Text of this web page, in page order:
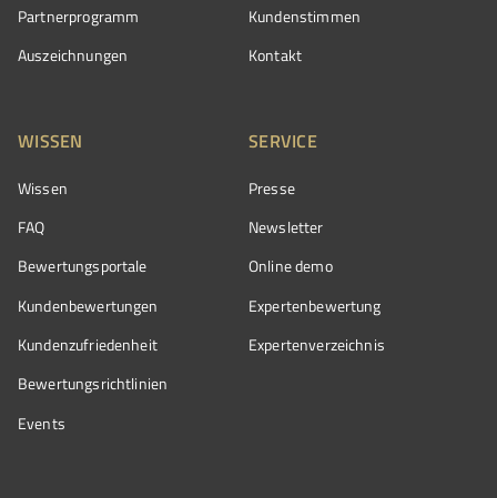
Partnerprogramm
Auszeichnungen
Kundenstimmen
Kontakt
WISSEN
Wissen
FAQ
Bewertungsportale
Kundenbewertungen
Kundenzufriedenheit
Bewertungs­richtlinien
Events
SERVICE
Presse
Newsletter
Online demo
Expertenbewertung
Expertenverzeichnis